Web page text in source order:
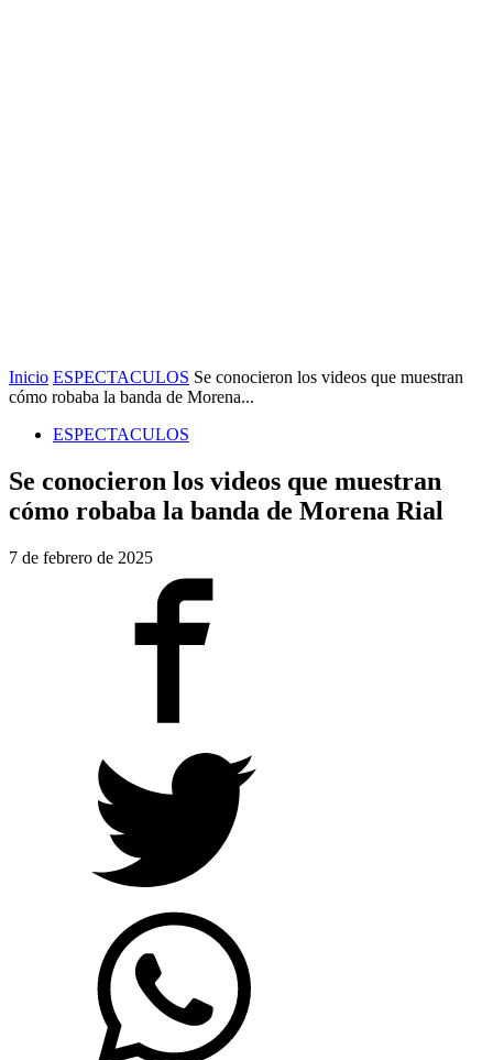
Inicio ESPECTACULOS Se conocieron los videos que muestran
cómo robaba la banda de Morena...
ESPECTACULOS
Se conocieron los videos que muestran
cómo robaba la banda de Morena Rial
7 de febrero de 2025